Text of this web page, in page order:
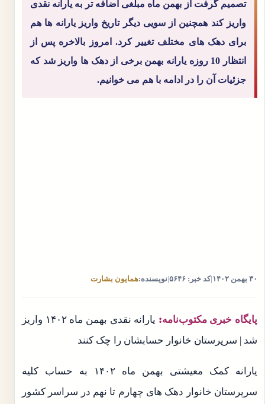
تصمیم گرفت از بهمن ماه مبلغی اضافه تر به یارانه نقدی
واریز کند همچنین از سویی دیگر تاریخ واریز یارانه ها هم
برای دهک های مختلف تغییر کرد. امروز بالاخره پس از
انتظار 10 روزه یارانه بهمن برخی از دهک ها واریز شد که
جزئیات آن را در ادامه با هم می خوانیم.
۳۰ بهمن ۱۴۰۲ |کد خبر: ۵۶۴۶ نویسنده:همایون بشارت
پایگاه خبری مکتوب‌نامه:
یارانه نقدی بهمن ماه ۱۴۰۲ واریز
شد | سرپرستان خانوار حسابشان را چک کنند
یارانه کمک معیشتی بهمن ماه ۱۴۰۲ به حساب کلیه
سرپرستان خانوار دهک های چهارم تا نهم در سراسر کشور